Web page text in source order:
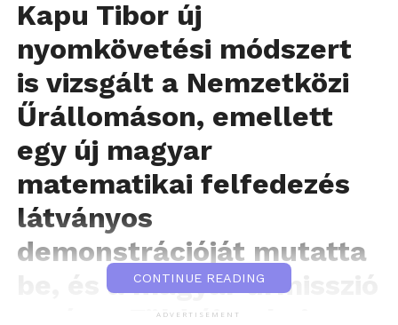
Kapu Tibor új
nyomkövetési módszert
is vizsgált a Nemzetközi
Űrállomáson, emellett
egy új magyar
matematikai felfedezés
látványos
demonstrációját mutatta
be, és a magyar űrmisszió
CONTINUE READING
ADVERTISEMENT